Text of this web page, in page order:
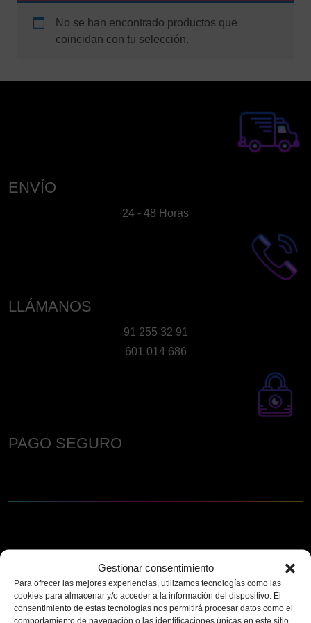
Gestionar consentimiento
Para ofrecer las mejores experiencias, utilizamos tecnologías como las
cookies para almacenar y/o acceder a la información del dispositivo. El
consentimiento de estas tecnologías nos permitirá procesar datos como el
comportamiento de navegación o las identificaciones únicas en este sitio.
No se han encontrado productos que
coincidan con tu selección.
ENVÍO
24 - 48 Horas
LLÁMANOS
91 255 32 91
601 014 686
PAGO SEGURO